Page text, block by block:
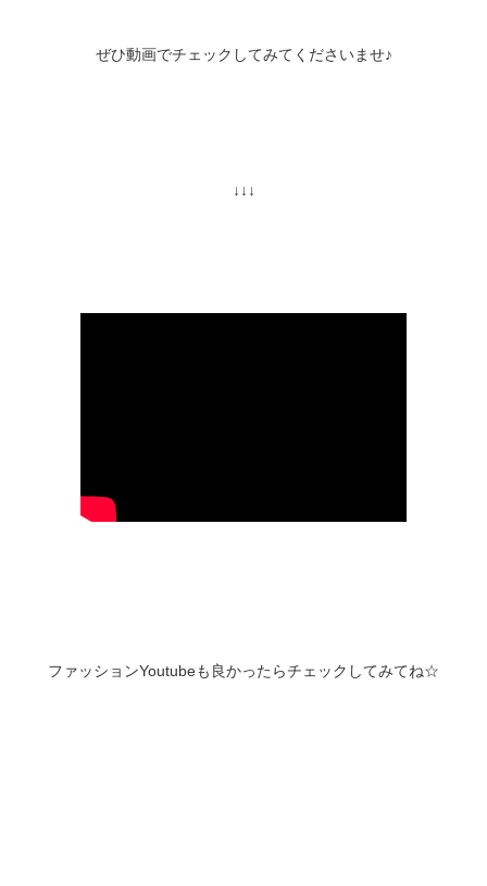
ぜひ動画でチェックしてみてくださいませ♪
↓↓↓
ファッションYoutubeも良かったらチェックしてみてね☆